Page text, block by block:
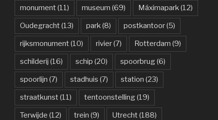
monument(11) museum (69) Máximapark (12)
Oudegracht(13) park (8) postkantoor(5)
rijksmonument(10) rivier(7) Rotterdam (9)
schilderij (16) schip (20) spoorbrug(6)
spoorlijn (7) stadhuis (7) station (23)
straatkunst(11) tentoonstelling(19)
Terwijde (12) trein (9) Utrecht(188)